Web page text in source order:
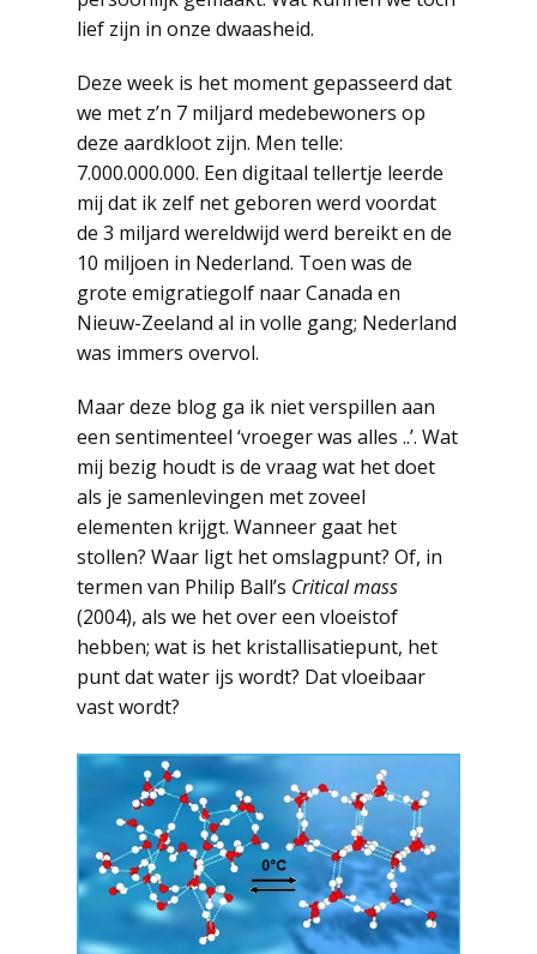
lief zijn in onze dwaasheid.
Deze week is het moment gepasseerd dat
we met z’n 7 miljard medebewoners op
deze aardkloot zijn. Men telle:
7.000.000.000. Een digitaal tellertje leerde
mij dat ik zelf net geboren werd voordat
de 3 miljard wereldwijd werd bereikt en de
10 miljoen in Nederland. Toen was de
grote emigratiegolf naar Canada en
Nieuw-Zeeland al in volle gang; Nederland
was immers overvol.
Maar deze blog ga ik niet verspillen aan
een sentimenteel ‘vroeger was alles ..’. Wat
mij bezig houdt is de vraag wat het doet
als je samenlevingen met zoveel
elementen krijgt. Wanneer gaat het
stollen? Waar ligt het omslagpunt? Of, in
termen van Philip Ball’s Critical mass
(2004), als we het over een vloeistof
hebben; wat is het kristallisatiepunt, het
punt dat water ijs wordt? Dat vloeibaar
vast wordt?